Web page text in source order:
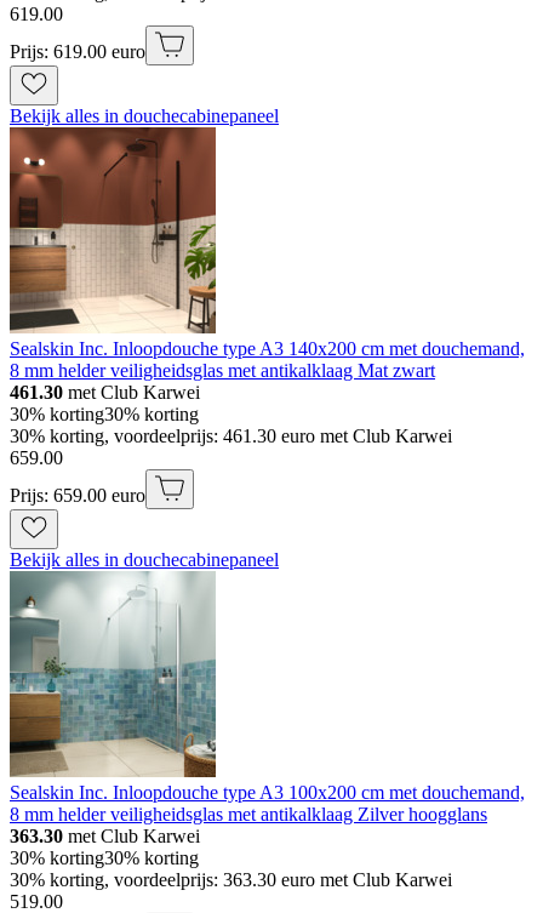
619.00
Prijs: 619.00 euro
Bekijk alles in douchecabinepaneel
Sealskin Inc. Inloopdouche type A3 140x200 cm met douchemand,
8 mm helder veiligheidsglas met antikalklaag Mat zwart
461.30 met Club Karwei
30% korting30% korting
30% korting, voordeelprijs: 461.30 euro met Club Karwei
659.00
Prijs: 659.00 euro
Bekijk alles in douchecabinepaneel
Sealskin Inc. Inloopdouche type A3 100x200 cm met douchemand,
8 mm helder veiligheidsglas met antikalklaag Zilver hoogglans
363.30 met Club Karwei
30% korting30% korting
30% korting, voordeelprijs: 363.30 euro met Club Karwei
519.00